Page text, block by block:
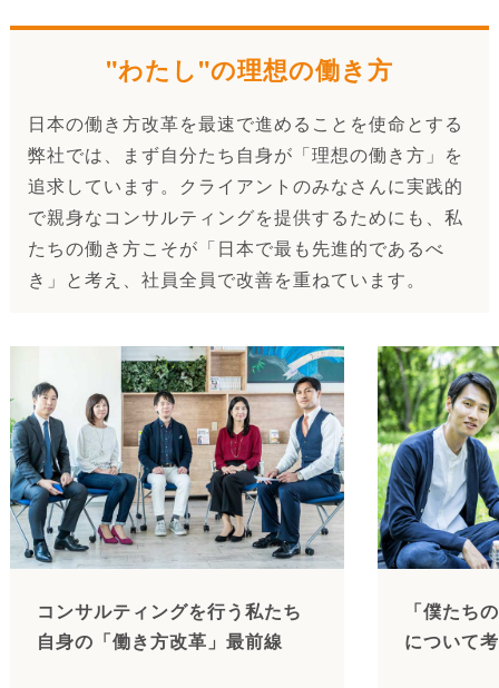
"わたし"の理想の働き方
日本の働き方改革を最速で進めることを使命とする
弊社では、まず自分たち自身が「理想の働き方」を
追求しています。クライアントのみなさんに実践的
で親身なコンサルティングを提供するためにも、私
たちの働き方こそが「日本で最も先進的であるべ
き」と考え、社員全員で改善を重ねています。
コンサルティングを行う私たち
自身の「働き方改革」最前線
「僕たち
について